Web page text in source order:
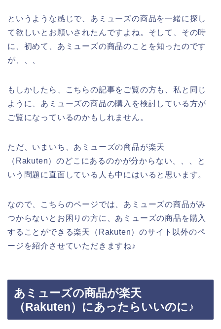
というような感じで、あミューズの商品を一緒に探し
て欲しいとお願いされたんですよね。そして、その時
に、初めて、あミューズの商品のことを知ったのです
が、、、
もしかしたら、こちらの記事をご覧の方も、私と同じ
ように、あミューズの商品の購入を検討している方が
ご覧になっているのかもしれません。
ただ、いまいち、あミューズの商品が楽天
（Rakuten）のどこにあるのかが分からない、、、と
いう問題に直面している人も中にはいると思います。
なので、こちらのページでは、あミューズの商品がみ
つからないとお困りの方に、あミューズの商品を購入
することができる楽天（Rakuten）のサイト以外のペ
ージを紹介させていただきますね♪
あミューズの商品が楽天
（Rakuten）にあったらいいのに♪